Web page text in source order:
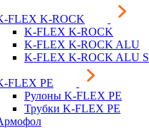
FLEX K-ROCK
K-FLEX K-ROCK
K-FLEX K-ROCK ALU
K-FLEX K-ROCK ALU S
FLEX PE
Рулоны K-FLEX PE
Трубки K-FLEX PE